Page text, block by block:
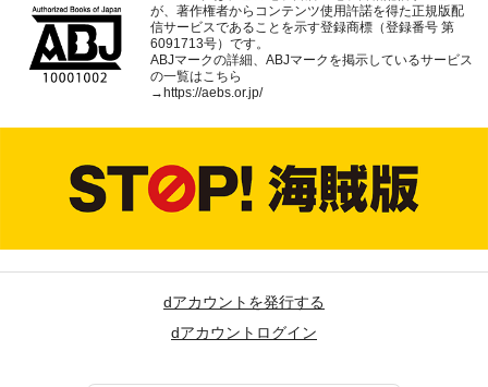
が、著作権者からコンテンツ使用許諾を得た正規版配
信サービスであることを示す登録商標（登録番号 第
6091713号）です。
ABJマークの詳細、ABJマークを掲示しているサービス
の一覧はこちら
→ https://aebs.or.jp/
dアカウントを発行する
dアカウントログイン